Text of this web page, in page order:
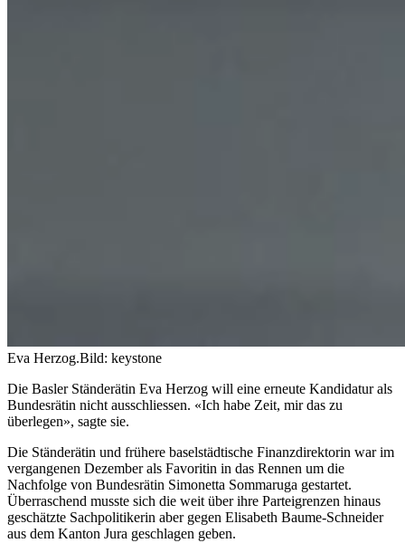
Eva Herzog.Bild: keystone
Die Basler Ständerätin Eva Herzog will eine erneute Kandidatur als
Bundesrätin nicht ausschliessen. «Ich habe Zeit, mir das zu
überlegen», sagte sie.
Die Ständerätin und frühere baselstädtische Finanzdirektorin war im
vergangenen Dezember als Favoritin in das Rennen um die
Nachfolge von Bundesrätin Simonetta Sommaruga gestartet.
Überraschend musste sich die weit über ihre Parteigrenzen hinaus
geschätzte Sachpolitikerin aber gegen Elisabeth Baume-Schneider
aus dem Kanton Jura geschlagen geben.